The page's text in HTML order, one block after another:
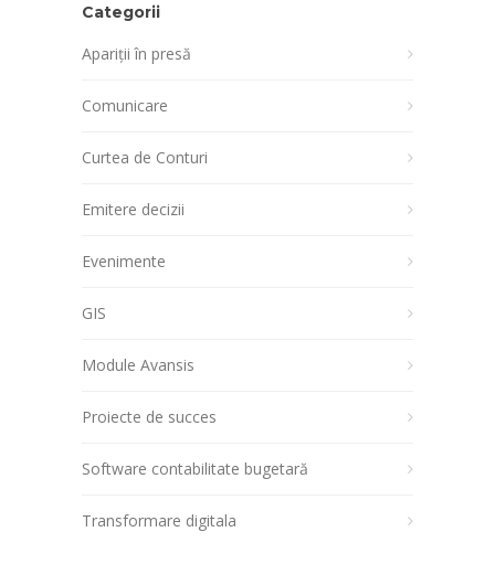
Categorii
Apariții în presă
Comunicare
Curtea de Conturi
Emitere decizii
Evenimente
GIS
Module Avansis
Proiecte de succes
Software contabilitate bugetară
Transformare digitala